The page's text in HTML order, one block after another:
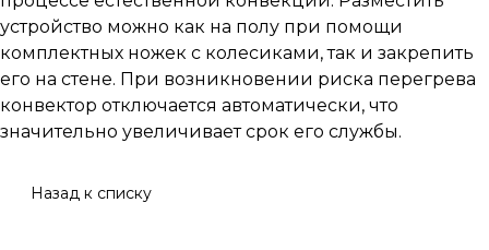
устройство можно как на полу при помощи
комплектных ножек с колесиками, так и закрепить
его на стене. При возникновении риска перегрева
конвектор отключается автоматически, что
значительно увеличивает срок его службы.
Назад к списку